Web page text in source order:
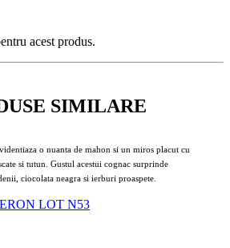
acest produs.
SIMILARE
o nuanta de mahon si un miros placut cu
si tutun. Gustul acestui cognac surprinde
ciocolata neagra si ierburi proaspete.
LOT N53